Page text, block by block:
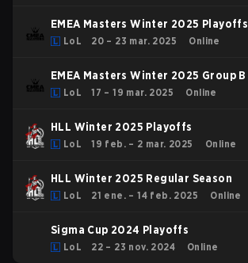
EMEA Masters Winter 2025 Playoffs
LoL 20 – 23 mar. 2025 Online
EMEA Masters Winter 2025 Group B
LoL 17 – 19 mar. 2025 Online
HLL Winter 2025 Playoffs
LoL 19 feb. – 2 mar. 2025 Online
HLL Winter 2025 Regular Season
LoL 21 ene. – 14 feb. 2025 Online
Sigma Cup 2024 Playoffs
LoL 22 – 23 nov. 2024 Online